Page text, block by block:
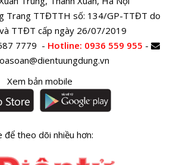
Trang TTĐTTH số: 134/GP-TTĐT do
TTĐT cấp ngày 26/07/2019
7779 - Hotline: 0936 559 955 -
Xem bản mobile
để theo dõi nhiều hơn: